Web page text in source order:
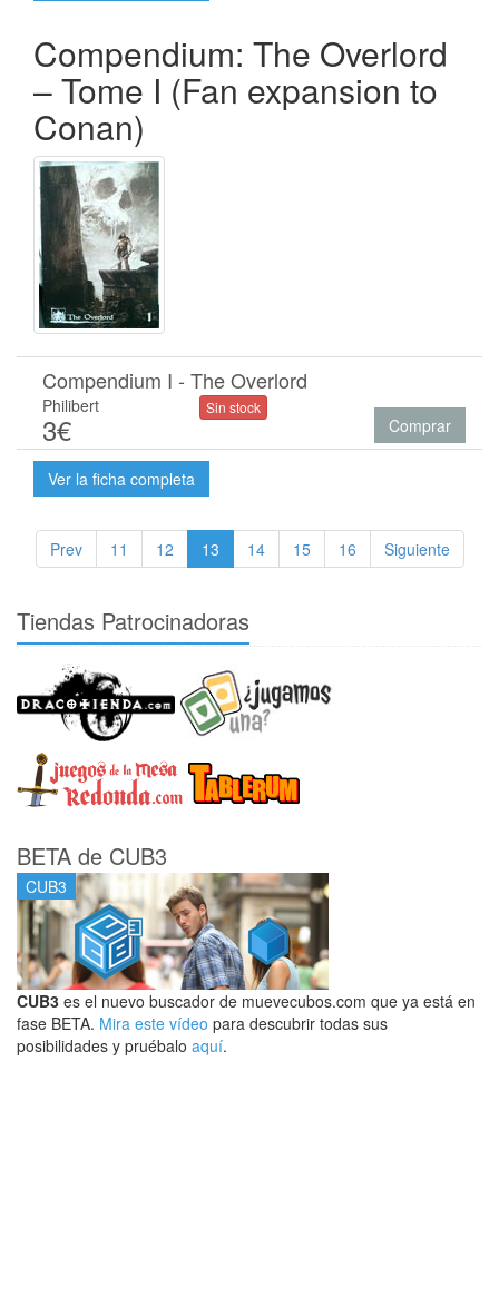
Compendium: The Overlord
– Tome I (Fan expansion to
Conan)
Compendium I - The Overlord
Philibert
3€
Sin stock
Comprar
Ver la ficha completa
Prev 11 12 13 14 15 16 Siguiente
Tiendas Patrocinadoras
BETA de CUB3
CUB3
CUB3 es el nuevo buscador de muevecubos.com que ya está en
fase BETA. Mira este vídeo para descubrir todas sus
posibilidades y pruébalo aquí.